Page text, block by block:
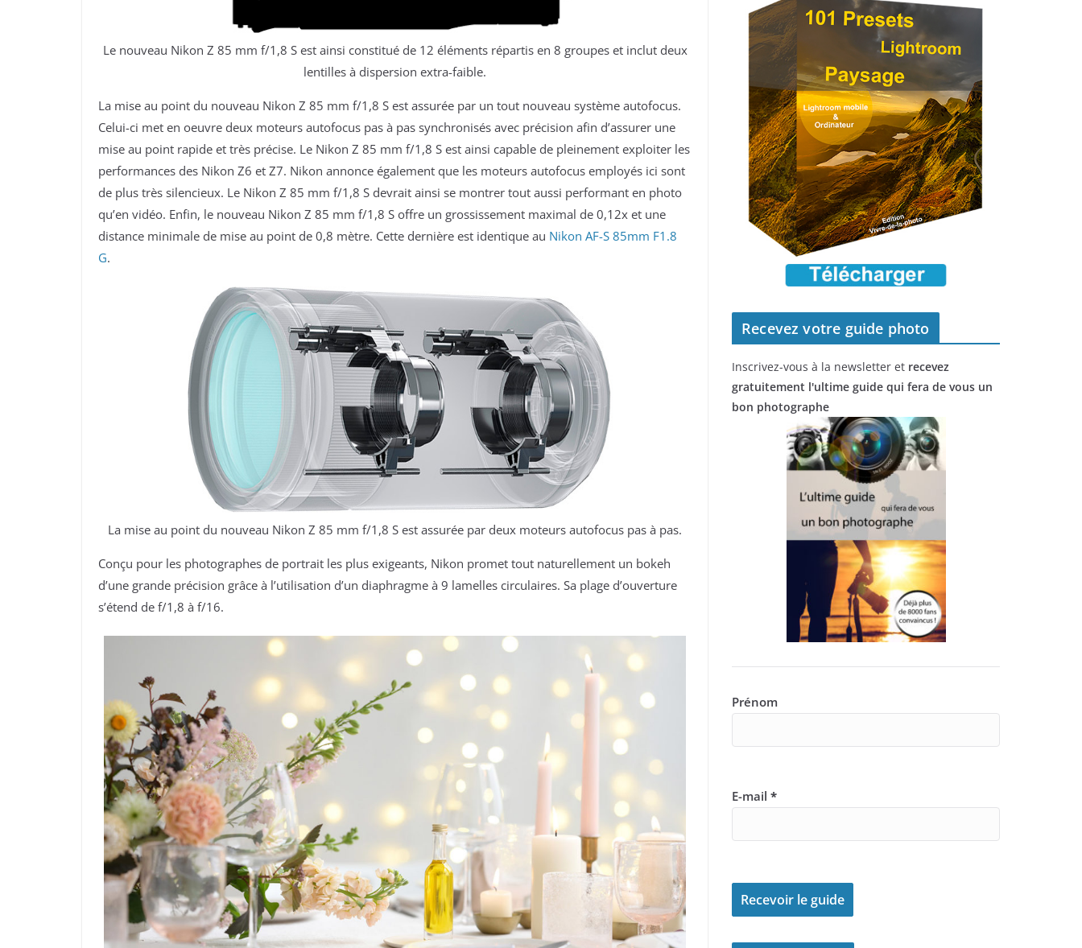
Le nouveau Nikon Z 85 mm f/1,8 S est ainsi constitué de 12 éléments répartis en 8 groupes et inclut deux
lentilles à dispersion extra-faible.
La mise au point du nouveau Nikon Z 85 mm f/1,8 S est assurée par un tout nouveau système autofocus.
Celui-ci met en oeuvre deux moteurs autofocus pas à pas synchronisés avec précision afin d’assurer une
mise au point rapide et très précise. Le Nikon Z 85 mm f/1,8 S est ainsi capable de pleinement exploiter les
performances des Nikon Z6 et Z7. Nikon annonce également que les moteurs autofocus employés ici sont
de plus très silencieux. Le Nikon Z 85 mm f/1,8 S devrait ainsi se montrer tout aussi performant en photo
qu’en vidéo. Enfin, le nouveau Nikon Z 85 mm f/1,8 S offre un grossissement maximal de 0,12x et une
distance minimale de mise au point de 0,8 mètre. Cette dernière est identique au Nikon AF-S 85mm F1.8
G.
La mise au point du nouveau Nikon Z 85 mm f/1,8 S est assurée par deux moteurs autofocus pas à pas.
Conçu pour les photographes de portrait les plus exigeants, Nikon promet tout naturellement un bokeh
d’une grande précision grâce à l’utilisation d’un diaphragme à 9 lamelles circulaires. Sa plage d’ouverture
s’étend de f/1,8 à f/16.
Recevez votre guide photo
Inscrivez-vous à la newsletter et recevez
gratuitement l'ultime guide qui fera de vous un
bon photographe
Prénom
E-mail *